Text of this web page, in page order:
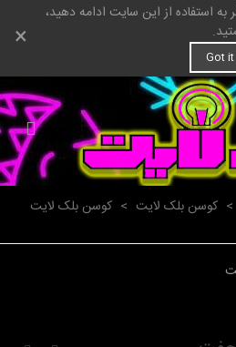
به استفاده از این سایت ادامه دهید،
Got it
×
> کوسن بلک لایت > کوسن بلک لایت